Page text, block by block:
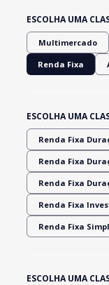
ESCOLHA UMA
Multimercado
Renda Fixa
ESCOLHA UMA
Renda Fixa
Renda Fixa
Renda Fixa
Renda Fixa
Renda Fixa
ESCOLHA UMA